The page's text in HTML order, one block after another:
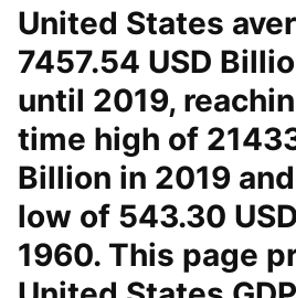
United States
7457.54 USD
until 2019,
time high of
Billion in 2019
low of 543.30
1960. This page